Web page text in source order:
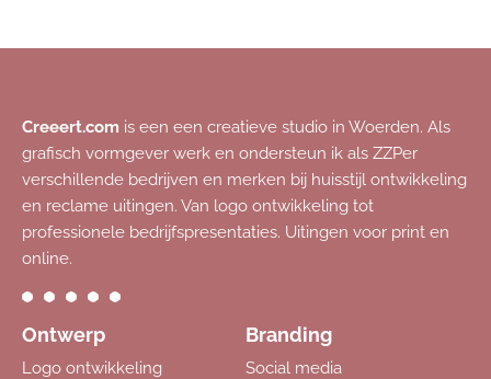
Creeert.com is een een creatieve studio in Woerden. Als
grafisch vormgever werk en ondersteun ik als ZZPer
verschillende bedrijven en merken bij huisstijl ontwikkeling
en reclame uitingen. Van logo ontwikkeling tot
professionele bedrijfspresentaties. Uitingen voor print en
online.
Ontwerp
Logo ontwikkeling
Branding
Social media